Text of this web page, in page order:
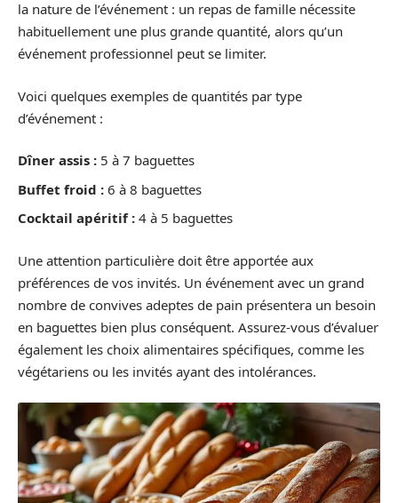
la nature de l’événement : un repas de famille nécessite
habituellement une plus grande quantité, alors qu’un
événement professionnel peut se limiter.
Voici quelques exemples de quantités par type
d’événement :
Dîner assis : 5 à 7 baguettes
Buffet froid : 6 à 8 baguettes
Cocktail apéritif : 4 à 5 baguettes
Une attention particulière doit être apportée aux
préférences de vos invités. Un événement avec un grand
nombre de convives adeptes de pain présentera un besoin
en baguettes bien plus conséquent. Assurez-vous d’évaluer
également les choix alimentaires spécifiques, comme les
végétariens ou les invités ayant des intolérances.